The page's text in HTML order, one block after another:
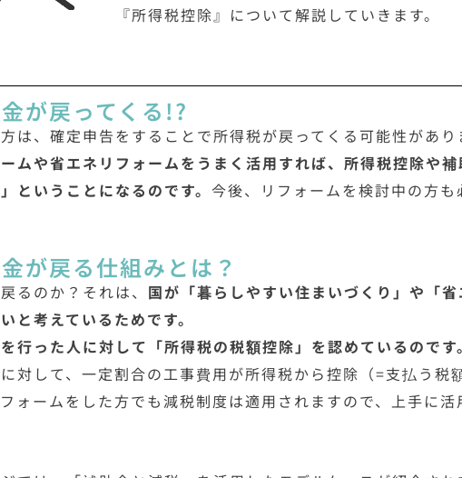
『所得税控除』について解説していきます。
が戻ってくる!?
は、確定申告をすることで所得税が戻ってくる可能性があり
ムや省エネリフォームをうまく活用すれば、所得税控除や
ということになるのです。 今後、リフォームを検討中の方も
が戻る仕組みとは？
るのか？それは、 国が「暮らしやすい住まいづくり」や「
と考えているためです。
行った人に対して「所得税の税額控除」を認めているのです。
対して、一定割合の工事費用が所得税から控除（=支払う税
ォームをした方でも減税制度は適用されますので、上手に